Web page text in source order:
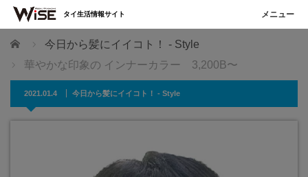
ホーム
今日から髪にイイコト！ - Style
華やかな印象の インナーカラー 3,200B〜
2021.01.4 今日から髪にイイコト！ - Style
タイ生活情報サイト